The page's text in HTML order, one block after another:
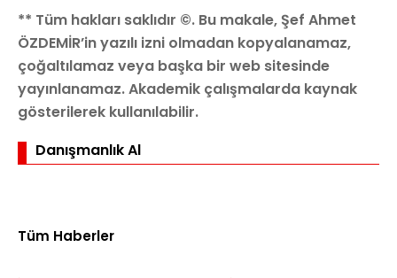
** Tüm hakları saklıdır ©. Bu makale, Şef Ahmet
ÖZDEMİR’in yazılı izni olmadan kopyalanamaz,
çoğaltılamaz veya başka bir web sitesinde
yayınlanamaz. Akademik çalışmalarda kaynak
gösterilerek kullanılabilir.
Danışmanlık Al
Tüm Haberler